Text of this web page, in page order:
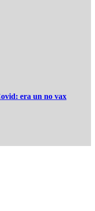
era un no vax